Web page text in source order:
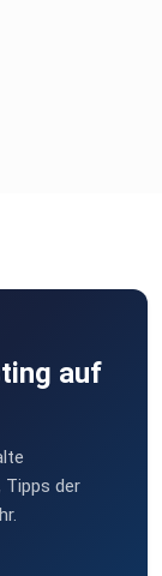
auf
Tipps der